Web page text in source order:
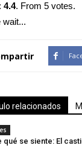
4.4. From 5 votes.
wait...
relacionados
qué se siente: El